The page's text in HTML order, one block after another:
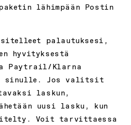
lähimpään Postin
palautuksesi,
hyvityksestä
Paytrail/Klarna
sinulle. Jos valitsit
laskun,
uusi lasku, kun
Voit tarvittaessa